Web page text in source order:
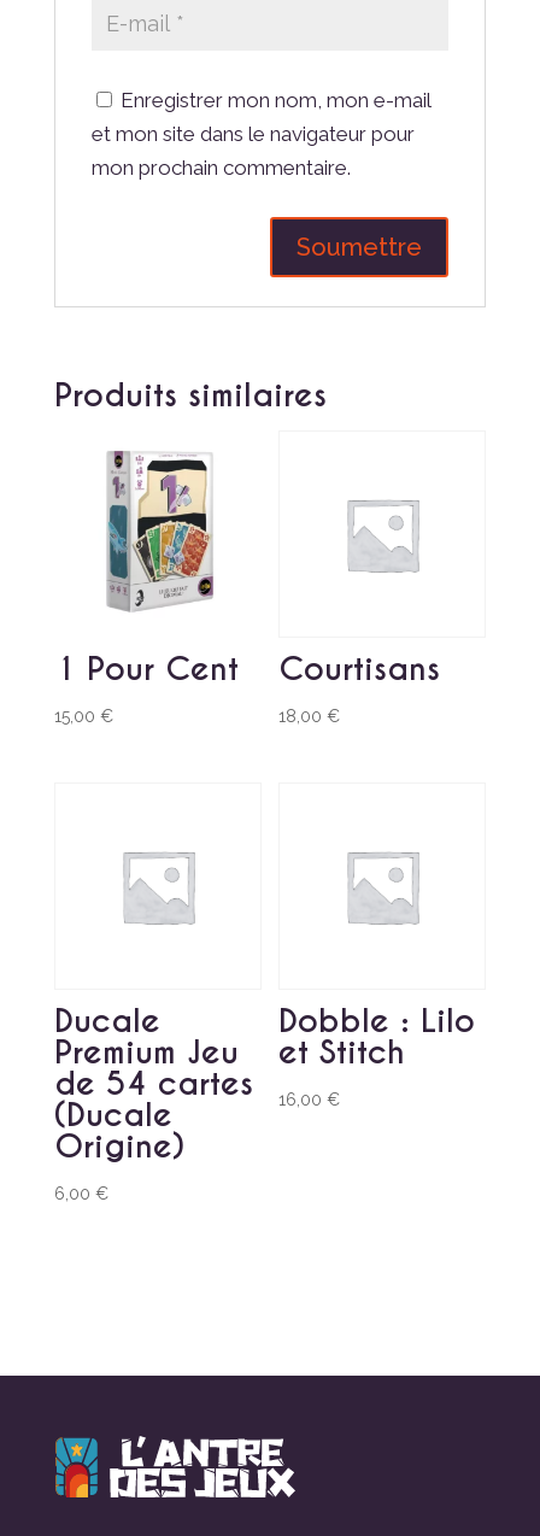
Enregistrer mon nom, mon e-mail
et mon site dans le navigateur pour
mon prochain commentaire.
Produits similaires
1 Pour Cent
15,00 €
Courtisans
18,00€
Ducale
Premium Jeu
de 54 cartes
(Ducale
Origine)
6,00 €
Dobble : Lilo
et Stitch
16,00€